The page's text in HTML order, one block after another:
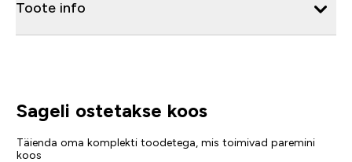
Toote info
Sageli ostetakse koos
Täienda oma komplekti toodetega, mis toimivad paremini
koos